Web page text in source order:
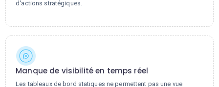
d'actions stratégiques.
Manque de visibilité en temps réel
Les tableaux de bord statiques ne permettent pas une vue